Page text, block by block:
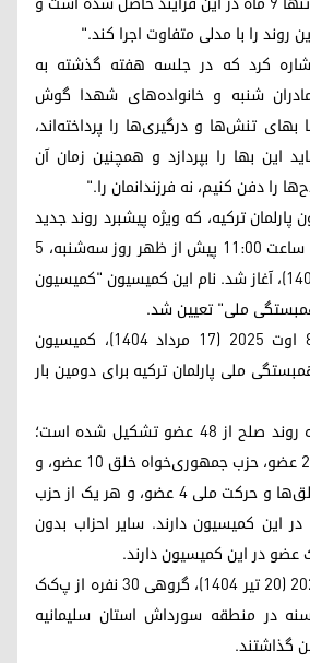
روند را با مدلی متفاوت اجرا کند."
کرد که در جلسه هفته گذشته به
شنبه و خانواده‌های شهدا گوش
بهای تنش‌ها و درگیری‌ها را پرداخته‌اند،
این بها را بپردازد و همچنین زمان آن
را دفن کنیم، نه فرزندانمان را."
ترکیه، که ویژه پیشبرد روند جدید
صلح تشکیل شده بود، ساعت ۱۱:۰۰ پیش از ظهر روز سه‌شنبه، ۵
اوت ۲۰۲۵ (۱۴ مرداد ۱۴۰۴)، آغاز شد. نام این کمیسیون "کمیسیون
ملی" تعیین شد.
همچنین، روز جمعه، ۸ اوت ۲۰۲۵ (۱۷ مرداد ۱۴۰۴)، کمیسیون
ملی پارلمان ترکیه برای دومین بار
کمیسیون پارلمانی ویژه روند صلح از ۴۸ عضو تشکیل شده است؛
حزب عدالت و توسعه ۲۱ عضو، حزب جمهوری‌خواه خلق ۱۰ عضو، و
هر یک از دموکراتیک خلق‌ها و حرکت ملی ۴ عضو، و هر یک از حزب
نو ۳ عضو در این کمیسیون دارند. سایر احزاب بدون
در این کمیسیون دارند.
روز جمعه، ۱۱ ژوئیه ۲۰۲۵ (۲۰ تیر ۱۴۰۴)، گروهی ۳۰ نفره از پ‌ک‌ک
در منطقه سورداش استان سلیمانیه
گذاشتند.